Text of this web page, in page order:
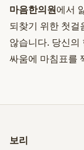
마음한의원에서
되찾기 위한 첫걸
않습니다. 당신의
싸움에 마침표를
보리